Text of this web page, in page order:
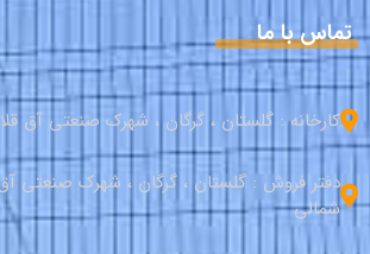
تماس با ما
کارخانه : گلستان ، گرگان ، شهرک صنعتی آق قلا
شمالی